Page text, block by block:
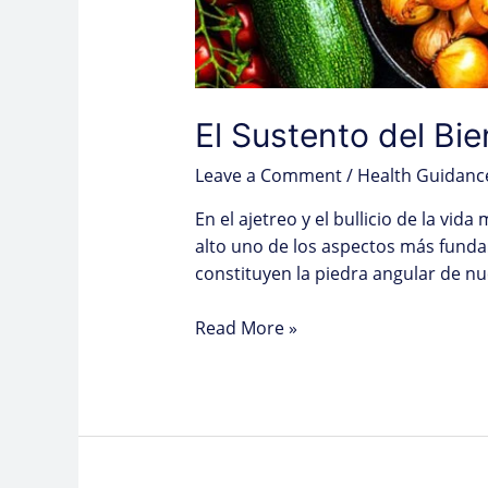
El Sustento del
Leave a Comment/ Health
En el ajetreo y el bullicio de la
alto uno de los aspectos más
constituyen la piedra angular de
Read More »